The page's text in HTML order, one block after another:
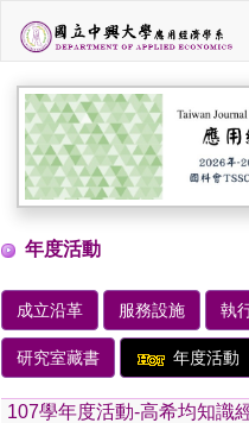
年度活動
成立沿革 服務設施 執
研究室藏書 年度活動
107學年度活動-高希均知識